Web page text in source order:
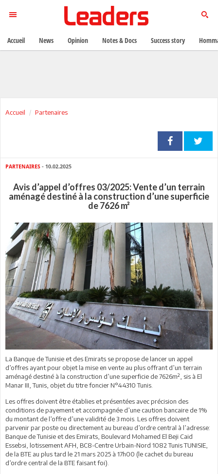
Accueil Partenaires
PARTENAIRES - 10.02.2025
Avis d’appel d’offres 03/2025: Vente d’un terrain
aménagé destiné à la construction d’une superficie
de 7626 m²
La Banque de Tunisie et des Emirats se propose de lancer un appel
d’offres ayant pour objet la mise en vente au plus offrant d’un terrain
aménagé destiné à la construction d’une superficie de 7626m², sis à El
Manar III, Tunis, objet du titre foncier N°44310 Tunis.
Les offres doivent être établies et présentées avec précision des
conditions de payement et accompagnée d’une caution bancaire de 1%
du montant de l’offre d’une validité de 3 mois. Les offres doivent
parvenir par poste ou directement au bureau d’ordre central à l’adresse:
Banque de Tunisie et des Emirats, Boulevard Mohamed El Beji Caid
Essebsi, lotissement AFH, BC8-Centre Urbain-Nord 1082 Tunis TUNISIE,
de la BTE au plus tard le 21 mars 2025 à 17h00 (le cachet du bureau
d’ordre central de la BTE faisant foi).
Accueil News Opinion Notes & Docs Success story